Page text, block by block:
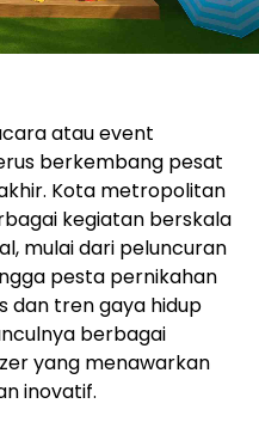
atau event
berkembang pesat
Kota metropolitan
kegiatan berskala
mulai dari peluncuran
pesta pernikahan
dan tren gaya hidup
berbagai
yang menawarkan
inovatif.